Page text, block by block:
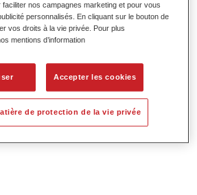
produit
rapide.
faciles et efficaces.
couvrant.
les teintes à effet spéciaux d'origine
nos campagnes marketing et pour vous
personnalisés. En cliquant sur le bouton de
vos droits à la vie privée. Pour plus
mentions d’information
Accepter les cookies
de protection de la vie privée